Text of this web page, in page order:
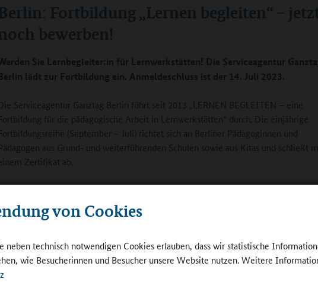
von Cookies
neben technisch notwendigen Cookies erlauben, dass wir statistische
wie Besucherinnen und Besucher unsere Website nutzen. Weitere
Fortbildung „Lernen begleiten“ –
bewerben!
Sie Lernbegleiter:in für Lernwerkstätten! Die Serviceagentur
lädt zur Fortbildung ein. Anmeldeschluss ist der 14. Juli 2023.
Serviceagentur Ganztag Berlin führt seit 2013 „LERNEN BEGLEITEN – eine
für die pädagogische Arbeit in Lernwerkstätten“ durch Die einjährige
(September – Juli) richtet sich an Berliner Pädagoginnen und
aus Grund- und weiterführenden Schulen sowie aus Kitas und schließt
Zertifikat ab.
gestaltete Lernumgebung vor, die sie gemäß den Grundsätzen des entdeckenden und
Lernens zum Ausprobieren, Recherchieren und zu eigenen Fragen
und unterschiedliche Perspektiven einfließen zu lassen. Im Vordergrund
dabei – gerade nach den Erfahrungen in der Pandemie – die
Lernprozess und seine Reflexion in einer Gruppe.